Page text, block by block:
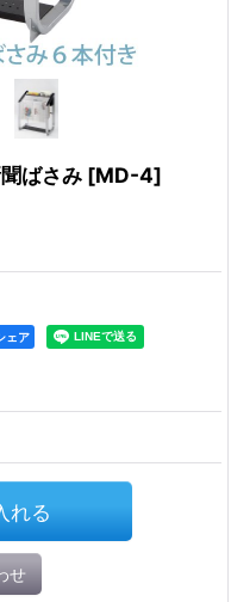
ばさみ [MD-4]
ェア
れる
せ